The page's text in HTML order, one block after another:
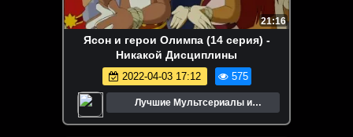
21:16
Ясон и герои Олимпа (14 серия) -
Никакой Дисциплины
2022-04-03 17:12 575
Лучшие Мультсериалы и